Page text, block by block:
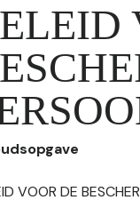
VOOR DE